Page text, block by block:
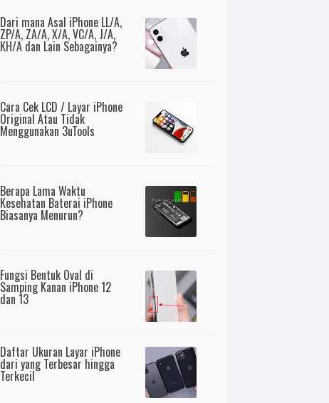
Dari mana Asal iPhone LL/A,
ZP/A, ZA/A, X/A, VC/A, J/A,
KH/A dan Lain Sebagainya?
Cara Cek LCD / Layar iPhone
Original Atau Tidak
Menggunakan 3uTools
Berapa Lama Waktu
Kesehatan Baterai iPhone
Biasanya Menurun?
Fungsi Bentuk Oval di
Samping Kanan iPhone 12
dan 13
Daftar Ukuran Layar iPhone
dari yang Terbesar hingga
Terkecil